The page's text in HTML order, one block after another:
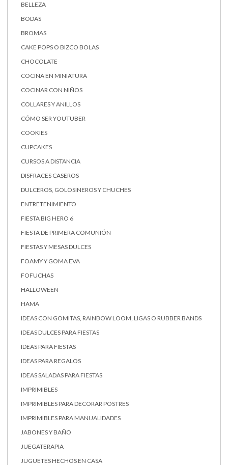
BELLEZA
BODAS
BROMAS
CAKE POPS O BIZCO BOLAS
CHOCOLATE
COCINA EN MINIATURA
COCINAR CON NIÑOS
COLLARES Y ANILLOS
CÓMO SER YOUTUBER
COOKIES
CUPCAKES
CURSOS A DISTANCIA
DISFRACES CASEROS
DULCEROS, GOLOSINEROS Y CHUCHES
ENTRETENIMIENTO
FIESTA BIG HERO 6
FIESTA DE PRIMERA COMUNIÓN
FIESTAS Y MESAS DULCES
FOAMY Y GOMA EVA
FOFUCHAS
HALLOWEEN
HAMA
IDEAS CON GOMITAS, RAINBOW LOOM, LIGAS O RUBBER BANDS
IDEAS DULCES PARA FIESTAS
IDEAS PARA FIESTAS
IDEAS PARA REGALOS
IDEAS SALADAS PARA FIESTAS
IMPRIMIBLES
IMPRIMIBLES PARA DECORAR POSTRES
IMPRIMIBLES PARA MANUALIDADES
JABONES Y BAÑO
JUEGATERAPIA
JUGUETES HECHOS EN CASA